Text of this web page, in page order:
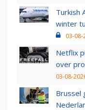
Turkish
winter
03-08-
Netflix
over
03-08-
Brussel